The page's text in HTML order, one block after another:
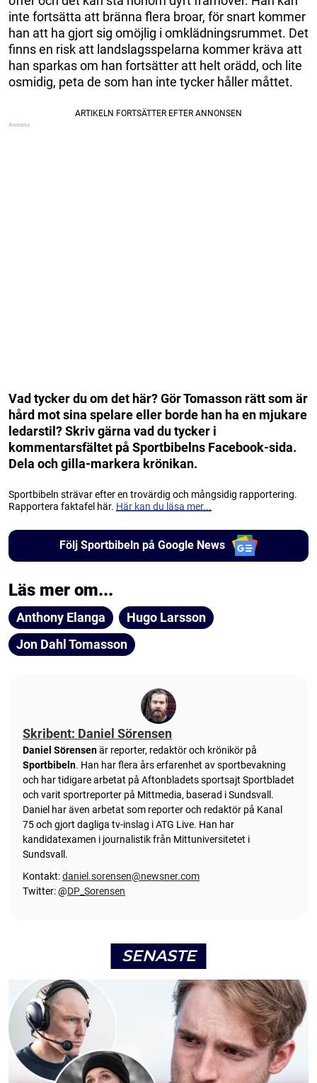
inte fortsätta att bränna flera broar, för snart kommer
han att ha gjort sig omöjlig i omklädningsrummet. Det
finns en risk att landslagsspelarna kommer kräva att
han sparkas om han fortsätter att helt orädd, och lite
osmidig, peta de som han inte tycker håller måttet.
Vad tycker du om det här? Gör Tomasson rätt som är
hård mot sina spelare eller borde han ha en mjukare
ledarstil? Skriv gärna vad du tycker i
kommentarsfältet på Sportbibelns Facebook-sida.
Dela och gilla-markera krönikan.
Sportbibeln strävar efter en trovärdig och mångsidig rapportering.
Rapportera faktafel här. Här kan du läsa mer...
Följ Sportbibeln på Google News
Läs mer om...
Anthony Elanga
Hugo Larsson
Jon Dahl Tomasson
Skribent: Daniel Sörensen
Daniel Sörensenär reporter, redaktör och krönikör på
Sportbibeln. Han har flera års erfarenhet av sportbevakning
och har tidigare arbetat på Aftonbladets sportsajt Sportbladet
och varit sportreporter på Mittmedia, baserad i Sundsvall.
Daniel har även arbetat som reporter och redaktör på Kanal
75 och gjort dagliga tv-inslag i ATG Live. Han har
kandidatexamen i journalistik från Mittuniversitetet i
Sundsvall.
Kontakt:daniel.sorensen@newsner.com
Twitter: @DP_Sorensen
SENASTE